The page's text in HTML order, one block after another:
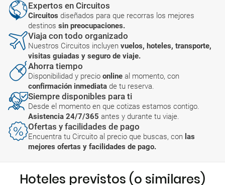
Expertos en Circuitos
Circuitos diseñados para que recorras los mejores
destinos sin preocupaciones.
Viaja con todo organizado
Nuestros Circuitos incluyen vuelos, hoteles, transporte,
visitas guiadas y seguro de viaje.
Ahorra tiempo
Disponibilidad y precio online al momento, con
confirmación inmediata de tu reserva.
Siempre disponibles para ti
Desde el momento en que cotizas estamos contigo.
Asistencia 24/7/365 antes y durante tu viaje.
Ofertas y facilidades de pago
Encuentra tu Circuito al precio que buscas, con las
mejores ofertas y facilidades de pago.
Hoteles previstos (o similares)